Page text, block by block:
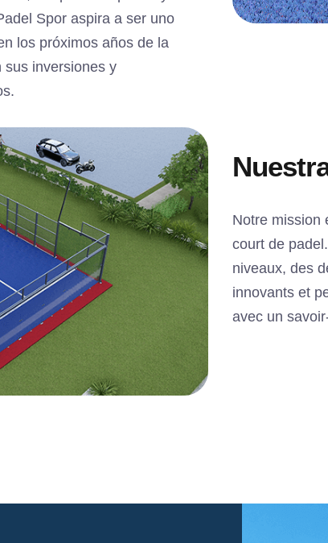
Spor aspira a ser uno
los próximos años de la
sus inversiones y
Notre mission
court de
niveaux, des
innovants et
avec un